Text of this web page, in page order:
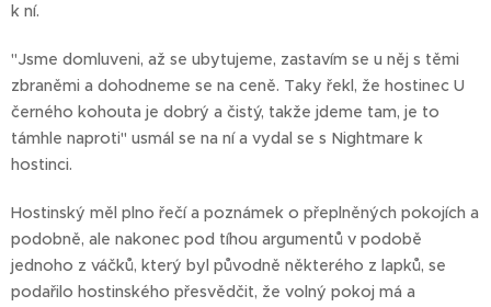
k ní.
"Jsme domluveni, až se ubytujeme, zastavím se u něj s těmi
zbraněmi a dohodneme se na ceně. Taky řekl, že hostinec U
černého kohouta je dobrý a čistý, takže jdeme tam, je to
támhle naproti" usmál se na ní a vydal se s Nightmare k
hostinci.
Hostinský měl plno řečí a poznámek o přeplněných pokojích a
podobně, ale nakonec pod tíhou argumentů v podobě
jednoho z váčků, který byl původně některého z lapků, se
podařilo hostinského přesvědčit, že volný pokoj má a